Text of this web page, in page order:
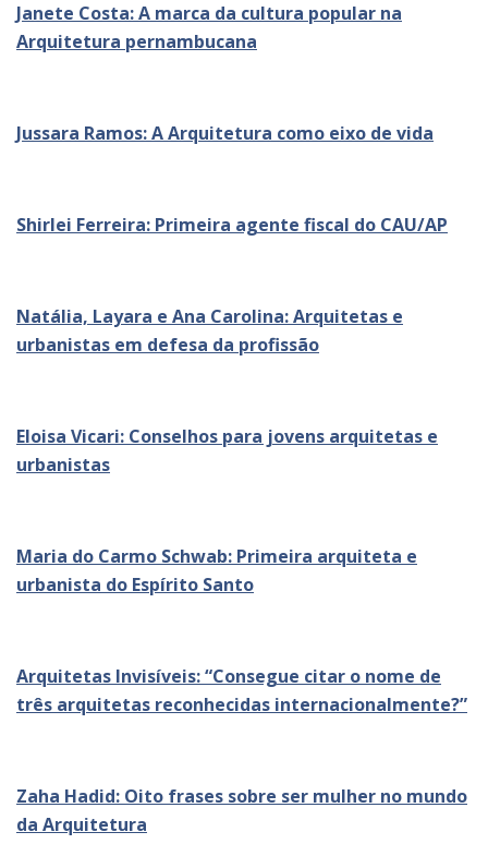
Janete Costa: A marca da cultura popular na
Arquitetura pernambucana
Jussara Ramos: A Arquitetura como eixo de vida
Shirlei Ferreira: Primeira agente fiscal do CAU/AP
Natália, Layara e Ana Carolina: Arquitetas e
urbanistas em defesa da profissão
Eloisa Vicari: Conselhos para jovens arquitetas e
urbanistas
Maria do Carmo Schwab: Primeira arquiteta e
urbanista do Espírito Santo
Arquitetas Invisíveis: “Consegue citar o nome de
três arquitetas reconhecidas internacionalmente?”
Zaha Hadid: Oito frases sobre ser mulher no mundo
da Arquitetura